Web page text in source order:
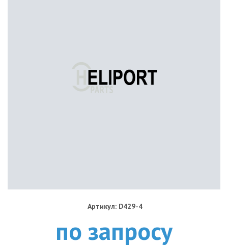
Артикул: D429-4
по запросу